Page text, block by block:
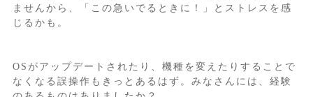
ませんから、「この急いでるときに！」とストレスを感
じるかも。
OSがアップデートされたり、機種を変えたりすることで
なくなる誤操作もきっとあるはず。みなさんには、経験